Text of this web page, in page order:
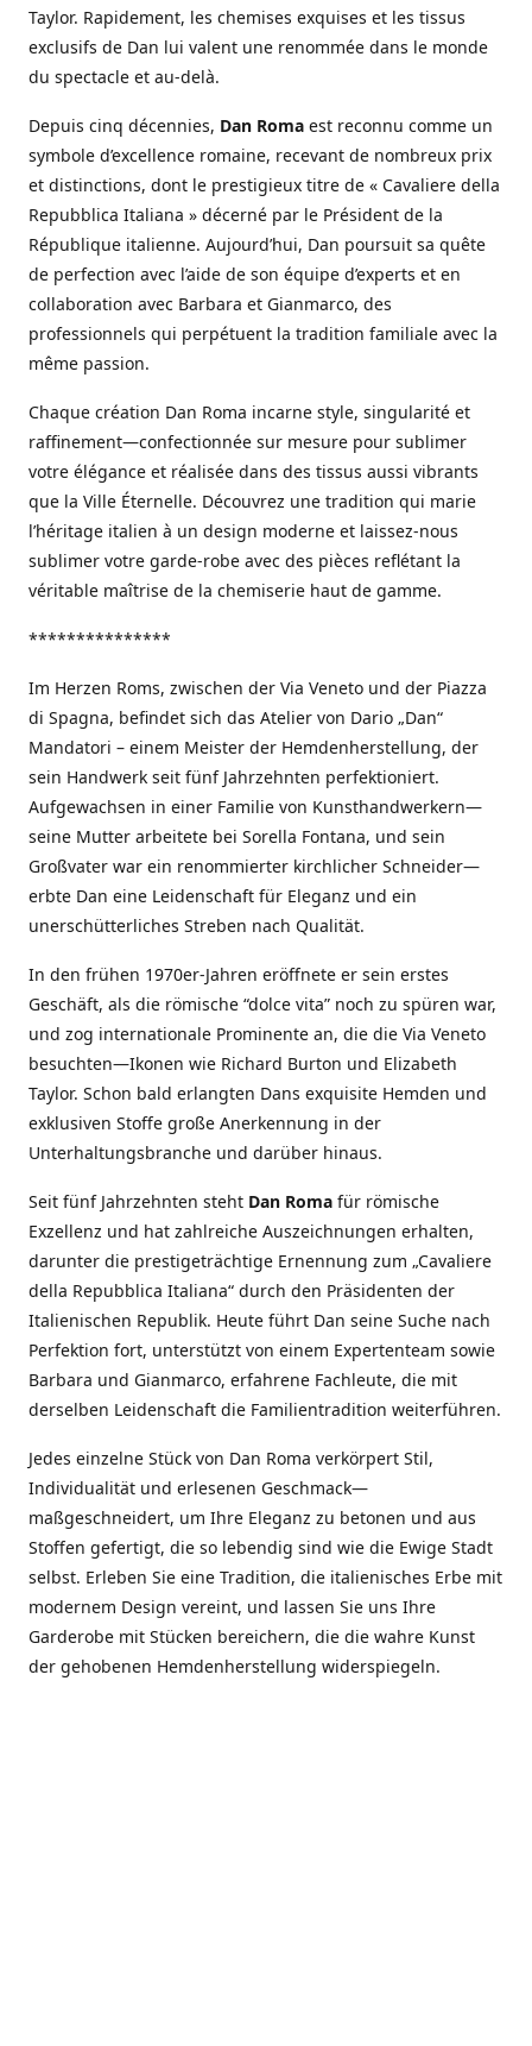
Taylor. Rapidement, les chemises exquises et les tissus
exclusifs de Dan lui valent une renommée dans le monde
du spectacle et au-delà.
Depuis cinq décennies, Dan Roma est reconnu comme un
symbole d’excellence romaine, recevant de nombreux prix
et distinctions, dont le prestigieux titre de « Cavaliere della
Repubblica Italiana » décerné par le Président de la
République italienne. Aujourd’hui, Dan poursuit sa quête
de perfection avec l’aide de son équipe d’experts et en
collaboration avec Barbara et Gianmarco, des
professionnels qui perpétuent la tradition familiale avec la
même passion.
Chaque création Dan Roma incarne style, singularité et
raffinement—confectionnée sur mesure pour sublimer
votre élégance et réalisée dans des tissus aussi vibrants
que la Ville Éternelle. Découvrez une tradition qui marie
l’héritage italien à un design moderne et laissez-nous
sublimer votre garde-robe avec des pièces reflétant la
véritable maîtrise de la chemiserie haut de gamme.
***************
Im Herzen Roms, zwischen der Via Veneto und der Piazza
di Spagna, befindet sich das Atelier von Dario „Dan“
Mandatori – einem Meister der Hemdenherstellung, der
sein Handwerk seit fünf Jahrzehnten perfektioniert.
Aufgewachsen in einer Familie von Kunsthandwerkern—
seine Mutter arbeitete bei Sorella Fontana, und sein
Großvater war ein renommierter kirchlicher Schneider—
erbte Dan eine Leidenschaft für Eleganz und ein
unerschütterliches Streben nach Qualität.
In den frühen 1970er-Jahren eröffnete er sein erstes
Geschäft, als die römische “dolce vita” noch zu spüren war,
und zog internationale Prominente an, die die Via Veneto
besuchten—Ikonen wie Richard Burton und Elizabeth
Taylor. Schon bald erlangten Dans exquisite Hemden und
exklusiven Stoffe große Anerkennung in der
Unterhaltungsbranche und darüber hinaus.
Seit fünf Jahrzehnten steht Dan Roma für römische
Exzellenz und hat zahlreiche Auszeichnungen erhalten,
darunter die prestigeträchtige Ernennung zum „Cavaliere
della Repubblica Italiana“ durch den Präsidenten der
Italienischen Republik. Heute führt Dan seine Suche nach
Perfektion fort, unterstützt von einem Expertenteam sowie
Barbara und Gianmarco, erfahrene Fachleute, die mit
derselben Leidenschaft die Familientradition weiterführen.
Jedes einzelne Stück von Dan Roma verkörpert Stil,
Individualität und erlesenen Geschmack—
maßgeschneidert, um Ihre Eleganz zu betonen und aus
Stoffen gefertigt, die so lebendig sind wie die Ewige Stadt
selbst. Erleben Sie eine Tradition, die italienisches Erbe mit
modernem Design vereint, und lassen Sie uns Ihre
Garderobe mit Stücken bereichern, die die wahre Kunst
der gehobenen Hemdenherstellung widerspiegeln.